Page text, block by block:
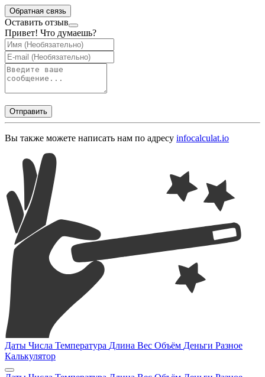
Обратная связь
Оставить отзыв
Привет! Что думаешь?
Отправить
Вы также можете написать нам по адресу infocalculat.io
Даты Числа Температура Длина Вес Объём Деньги Разное
Калькулятор